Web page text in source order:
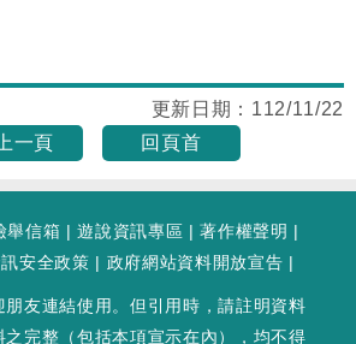
更新日期： 112/11/22
一頁
回頁首
舉信箱 |遊說資訊專區 |著作權聲明 |
安全政策 | 政府網站資料開放宣告 |
友連結使用。但引用時，請註明資料
之完整（包括本項宣示在內），均不得